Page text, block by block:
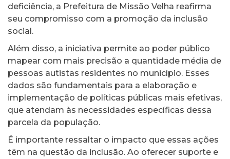
deficiência, a Prefeitura de Missão Velha reafirma
seu compromisso com a promoção da inclusão
social.
Além disso, a iniciativa permite ao poder público
mapear com mais precisão a quantidade média de
pessoas autistas residentes no município. Esses
dados são fundamentais para a elaboração e
implementação de políticas públicas mais efetivas,
que atendam às necessidades específicas dessa
parcela da população.
É importante ressaltar o impacto que essas ações
têm na questão da inclusão. Ao oferecer suporte e